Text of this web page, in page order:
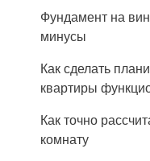
Фундамент на
минусы
Как сделать
квартиры
Как точно
комнату